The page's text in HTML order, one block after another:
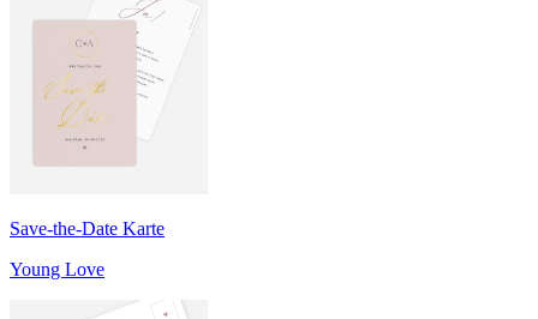
Save-the-Date Karte
Young Love